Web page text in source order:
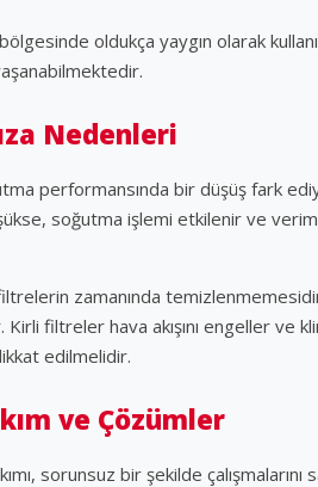
oldukça yaygın olarak
Nedenleri
performansında bir düşüş fark
soğutma işlemi etkilenir ve
zamanında
Kirli filtreler hava akışını engeller
edilmelidir.
ve Çözümler
sorunsuz bir şekilde